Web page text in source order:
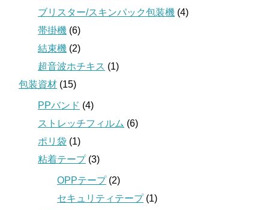
ブリスター/スキンパック包装機 (4)
帯掛機 (6)
結束機 (2)
超音波ホチキス (1)
包装資材 (15)
PPバンド (4)
ストレッチフィルム (6)
ポリ袋 (1)
粘着テープ(3)
OPPテープ(2)
セキュリティテープ(1)